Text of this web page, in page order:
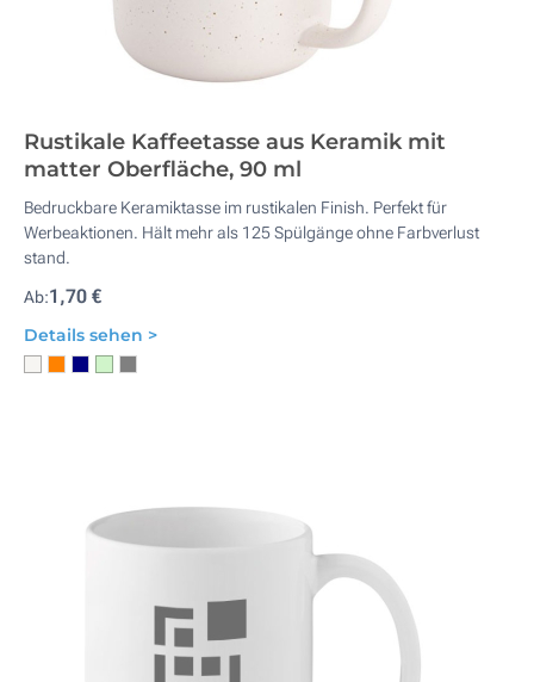
Rustikale Kaffeetasse aus Keramik mit
matter Oberfläche, 90 ml
Bedruckbare Keramiktasse im rustikalen Finish. Perfekt für
Werbeaktionen. Hält mehr als 125 Spülgänge ohne Farbverlust
stand.
Ab:1,70 €
Details sehen >